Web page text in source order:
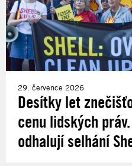
29. července 2026
Desítky let
cenu lidských
odhalují selhání